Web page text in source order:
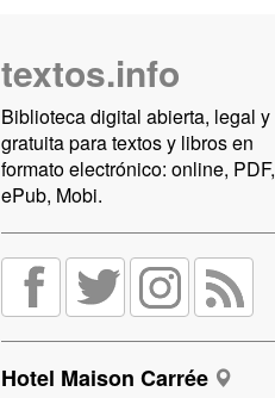
textos.info
Biblioteca digital abierta, legal y
gratuita para textos y libros en
formato electrónico: online, PDF,
ePub, Mobi.
Hotel Maison Carrée